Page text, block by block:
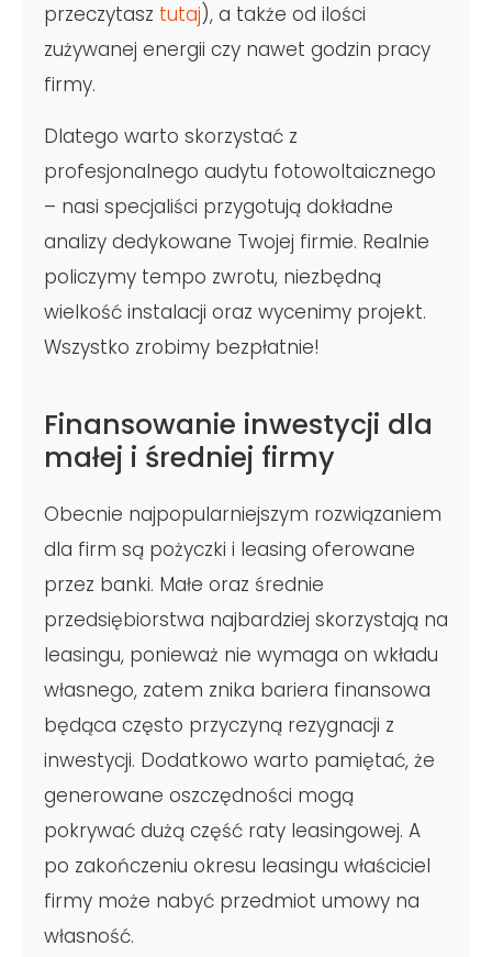
przeczytasz tutaj), a także od ilości
zużywanej energii czy nawet godzin pracy
firmy.
Dlatego warto skorzystać z
profesjonalnego audytu fotowoltaicznego
– nasi specjaliści przygotują dokładne
analizy dedykowane Twojej firmie. Realnie
policzymy tempo zwrotu, niezbędną
wielkość instalacji oraz wycenimy projekt.
Wszystko zrobimy bezpłatnie!
Finansowanie inwestycji dla
małej i średniej firmy
Obecnie najpopularniejszym rozwiązaniem
dla firm są pożyczki i leasing oferowane
przez banki. Małe oraz średnie
przedsiębiorstwa najbardziej skorzystają na
leasingu, ponieważ nie wymaga on wkładu
własnego, zatem znika bariera finansowa
będąca często przyczyną rezygnacji z
inwestycji. Dodatkowo warto pamiętać, że
generowane oszczędności mogą
pokrywać dużą część raty leasingowej. A
po zakończeniu okresu leasingu właściciel
firmy może nabyć przedmiot umowy na
własność.